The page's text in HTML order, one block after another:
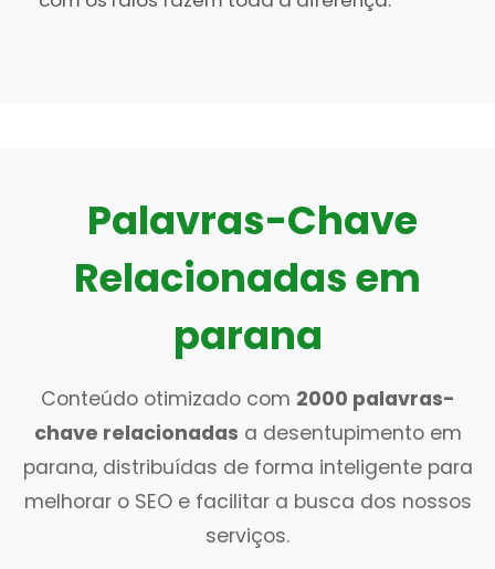
Palavras-Chave
Relacionadas em
parana
Conteúdo otimizado com 2000 palavras-
chave relacionadas a desentupimento em
parana, distribuídas de forma inteligente para
melhorar o SEO e facilitar a busca dos nossos
serviços.